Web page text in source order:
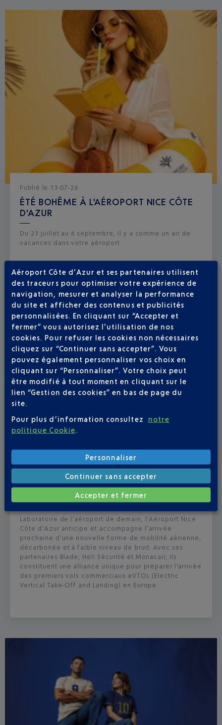
Publié le 13-07-26
ÉTÉ BOHÊME À L'AÉROPORT NICE CÔTE
D'AZUR
Du 23 juillet au 6 septembre, Il y a comme un air de
vacances dans votre aéroport.
01-07-26
L’AÉROPORT NICE CÔTE D'AZUR DÉVOILE
LE TAXI AÉRIEN SIGNÉ JOBY AVIATION
Laboratoire de l’aéroport de demain, l’Aéroport Nice
Côte d’Azur anticipe et accompagne l’arrivée
prochaine d’une nouvelle forme de mobilité aérienne,
décarbonée et à faible niveau de bruit. Avec ses
partenaires Blade, Heli Sécurité et Monacair, ils
constituent une alliance unique pour préparer l'arrivée
des premiers vols commerciaux eVTOL (Electric
Vertical Take-Off and Landing) en Europe.
Aéroport Côte d’Azur et ses partenaires utilisent
des traceurs pour optimiser votre expérience de
navigation, mesurer et analyser la performance
du site et afficher des contenus et publicités
personnalisées. En cliquant sur “Accepter et
fermer” vous autorisez l’utilisation de nos
cookies. Pour refuser les cookies non nécessaires
cliquez sur “Continuer sans accepter”. Vous
pouvez également personnaliser vos choix en
cliquant sur “Personnaliser”. Votre choix peut
être modifié à tout moment en cliquant sur le
lien “Gestion des cookies” en bas de page du
site.
Pour plus d’information consultez
notre
politique Cookie.
Personnaliser
Continuer sans accepter
Accepter et fermer